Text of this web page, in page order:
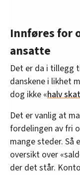
Innføres for
ansatte
Det er da i tillegg
danskene i likhet
dog ikke «halv
Det er vanlig at
fordelingen av fri
mange steder. Så
oversikt over
der det står.